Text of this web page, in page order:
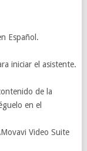
Español.
iniciar el asistente.
de la
en el
Video Suite